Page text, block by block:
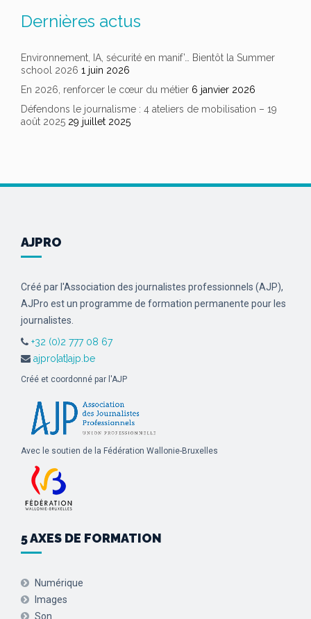
Dernières actus
Environnement, IA, sécurité en manif’… Bientôt la Summer
school 2026 1 juin 2026
En 2026, renforcer le cœur du métier 6 janvier 2026
Défendons le journalisme : 4 ateliers de mobilisation – 19
août 2025 29 juillet 2025
AJPRO
Créé par l'Association des journalistes professionnels (AJP),
AJPro est un programme de formation permanente pour les
journalistes.
+32 (0)2 777 08 67
ajpro[at]ajp.be
Créé et coordonné par l'AJP
Avec le soutien de la Fédération Wallonie-Bruxelles
5 AXES DE FORMATION
Numérique
Images
Son